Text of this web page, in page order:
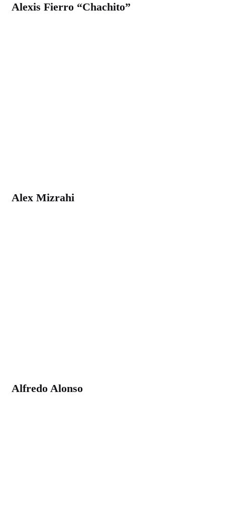
Alexis Fierro “Chachito”
Alex Mizrahi
Alfredo Alonso